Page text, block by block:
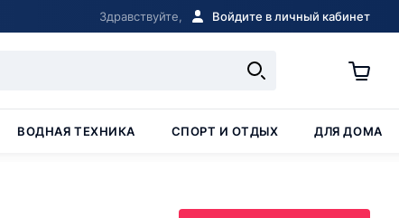
Здравствуйте, Войдите в личный кабинет
ВОДНАЯ ТЕХНИКА СПОРТ И ОТДЫХ ДЛЯ ДОМА